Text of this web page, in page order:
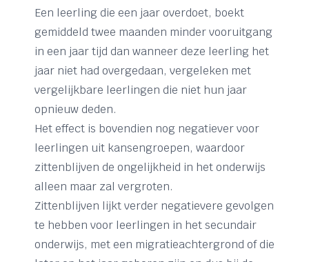
Een leerling die een jaar overdoet, boekt
gemiddeld twee maanden minder vooruitgang
in een jaar tijd dan wanneer deze leerling het
jaar niet had overgedaan, vergeleken met
vergelijkbare leerlingen die niet hun jaar
opnieuw deden.
Het effect is bovendien nog negatiever voor
leerlingen uit kansengroepen, waardoor
zittenblijven de ongelijkheid in het onderwijs
alleen maar zal vergroten.
Zittenblijven lijkt verder negatievere gevolgen
te hebben voor leerlingen in het secundair
onderwijs, met een migratieachtergrond of die